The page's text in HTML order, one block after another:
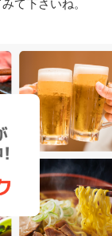
て下さいね。